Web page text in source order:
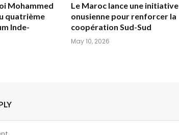
Mohammed
quatrième
Inde-
Le Maroc lance une initiative
onusienne pour renforcer la
coopération Sud-Sud
May 10, 2026